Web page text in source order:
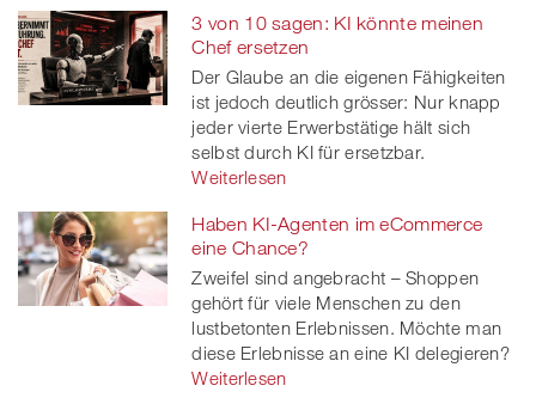
3 von 10 sagen: KI könnte meinen
Chef ersetzen
Der Glaube an die eigenen Fähigkeiten
ist jedoch deutlich grösser: Nur knapp
jeder vierte Erwerbstätige hält sich
selbst durch KI für ersetzbar.
Weiterlesen
Haben KI-Agenten im eCommerce
eine Chance?
Zweifel sind angebracht – Shoppen
gehört für viele Menschen zu den
lustbetonten Erlebnissen. Möchte man
diese Erlebnisse an eine KI delegieren?
Weiterlesen